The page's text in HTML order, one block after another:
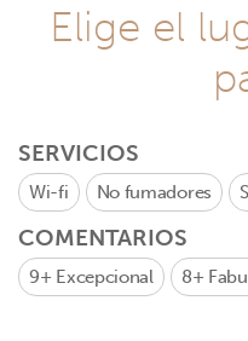
Elige el
SERVICIOS
Wi-fi No fumadores
COMENTARIOS
9+ Excepcional 8+